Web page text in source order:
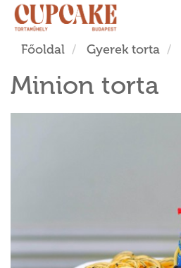
Főoldal Gyerek torta
Minion torta